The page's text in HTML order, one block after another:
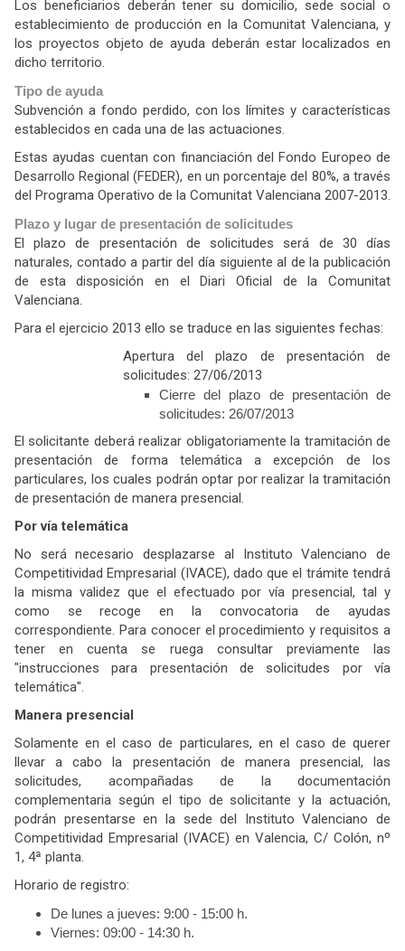
Los beneficiarios deberán tener su domicilio, sede social o
establecimiento de producción en la Comunitat Valenciana, y
los proyectos objeto de ayuda deberán estar localizados en
dicho territorio.
Tipo de ayuda
Subvención a fondo perdido, con los límites y características
establecidos en cada una de las actuaciones.
Estas ayudas cuentan con financiación del Fondo Europeo de
Desarrollo Regional (FEDER), en un porcentaje del 80%, a través
del Programa Operativo de la Comunitat Valenciana 2007-2013.
Plazo y lugar de presentación de solicitudes
El plazo de presentación de solicitudes será de 30 días
naturales, contado a partir del día siguiente al de la publicación
de esta disposición en el Diari Oficial de la Comunitat
Valenciana.
Para el ejercicio 2013 ello se traduce en las siguientes fechas:
Apertura del plazo de presentación de
solicitudes: 27/06/2013
Cierre del plazo de presentación de
solicitudes: 26/07/2013
El solicitante deberá realizar obligatoriamente la tramitación de
presentación de forma telemática a excepción de los
particulares, los cuales podrán optar por realizar la tramitación
de presentación de manera presencial.
Por vía telemática
No será necesario desplazarse al Instituto Valenciano de
Competitividad Empresarial (IVACE), dado que el trámite tendrá
la misma validez que el efectuado por vía presencial, tal y
como se recoge en la convocatoria de ayudas
correspondiente. Para conocer el procedimiento y requisitos a
tener en cuenta se ruega consultar previamente las
"instrucciones para presentación de solicitudes por vía
telemática".
Manera presencial
Solamente en el caso de particulares, en el caso de querer
llevar a cabo la presentación de manera presencial, las
solicitudes, acompañadas de la documentación
complementaria según el tipo de solicitante y la actuación,
podrán presentarse en la sede del Instituto Valenciano de
Competitividad Empresarial (IVACE) en Valencia, C/ Colón, nº
1, 4ª planta.
Horario de registro:
De lunes a jueves: 9:00 - 15:00 h.
Viernes: 09:00 - 14:30 h.